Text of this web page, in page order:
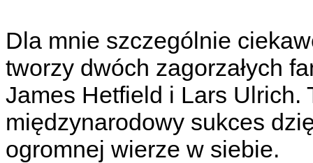
Dla mnie szczególnie
tworzy dwóch zagorzałych
James Hetfield i Lars Ulrich.
międzynarodowy sukces
ogromnej wierze w siebie.